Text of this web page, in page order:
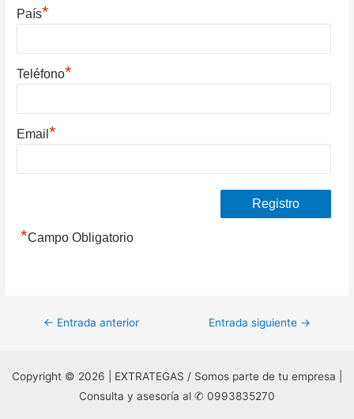
País*
Teléfono*
Email*
*Campo Obligatorio
Navegación
entradas
← Entrada anterior Entrada siguiente →
Copyright © 2026 | EXTRATEGAS / Somos parte de tu empresa |
Consulta y asesoría al ✆ 0993835270